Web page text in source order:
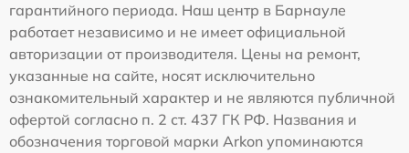
гарантийного периода. Наш центр в Барнауле
работает независимо и не имеет официальной
авторизации от производителя. Цены на ремонт,
указанные на сайте, носят исключительно
ознакомительный характер и не являются публичной
офертой согласно п. 2 ст. 437 ГК РФ. Названия и
обозначения торговой марки Arkon упоминаются